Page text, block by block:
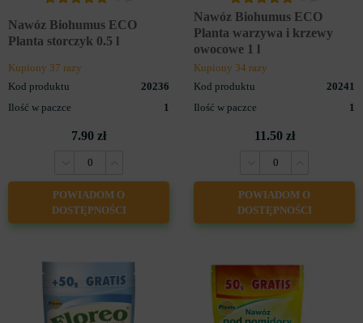
Nawóz Biohumus ECO
Planta storczyk 0.5 l
Kupiony 37 razy
Kod produktu
20236
Ilość w paczce
1
7.90 zł
POWIADOM O
DOSTĘPNOŚCI
Nawóz Biohumus ECO
Planta warzywa i krzewy
owocowe 1 l
Kupiony 34 razy
Kod produktu
20241
Ilość w paczce
1
11.50 zł
POWIADOM O
DOSTĘPNOŚCI